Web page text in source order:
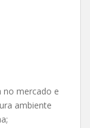
no mercado e
ambiente